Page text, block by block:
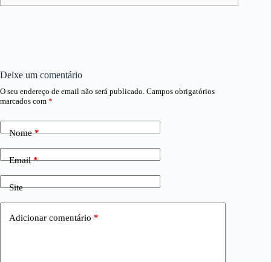
Deixe um comentário
O seu endereço de email não será publicado. Campos obrigatórios
marcados com *
Nome*
Email*
Site
Adicionar comentário *